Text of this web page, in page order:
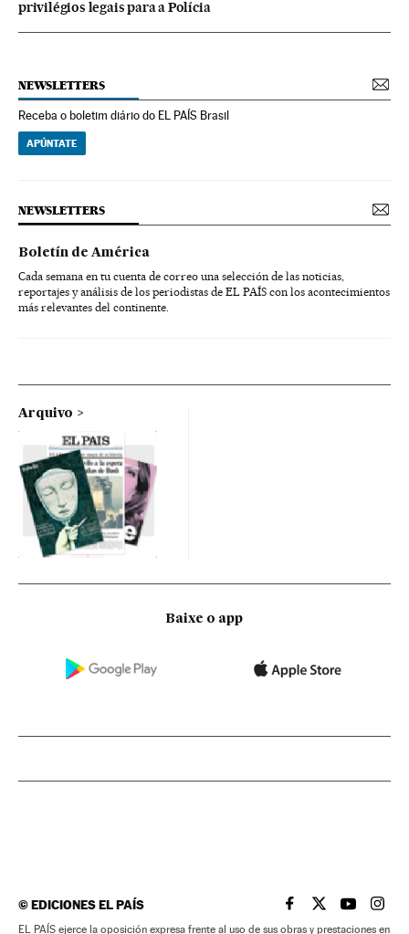
privilégios legais para a Polícia
NEWSLETTERS
Receba o boletim diário do EL PAÍS Brasil
APÚNTATE
NEWSLETTERS
Boletín de América
Cada semana en tu cuenta de correo una selección de las noticias,
reportajes y análisis de los periodistas de EL PAÍS con los acontecimientos
más relevantes del continente.
Arquivo
Baixe o app
©EDICIONES EL PAÍS EL PAÍS BRASIL EN
EL PAÍSEL PAÍS
EL
EL PAÍS ejerce la oposición expresa frente al uso de sus obras y prestaciones en